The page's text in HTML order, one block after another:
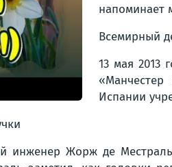
напоминает
Всемирный
13 мая 2013
Испании
инженер Жорж де